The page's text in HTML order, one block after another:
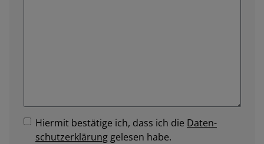
Hiermit bestätige ich, dass ich die Daten­
schutz­erklärung gelesen habe.